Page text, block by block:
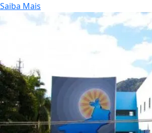
Saiba Mais